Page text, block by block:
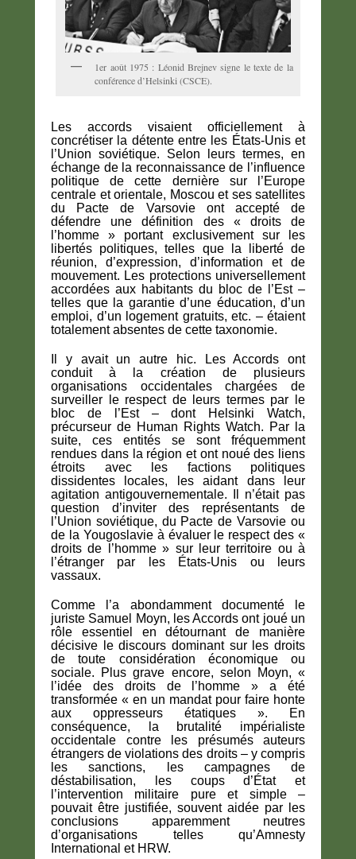
1er août 1975 : Léonid Brejnev signe le texte de la
conférence d’Helsinki (CSCE).
Les accords visaient officiellement à
concrétiser la détente entre les États-Unis et
l’Union soviétique. Selon leurs termes, en
échange de la reconnaissance de l’influence
politique de cette dernière sur l’Europe
centrale et orientale, Moscou et ses satellites
du Pacte de Varsovie ont accepté de
défendre une définition des « droits de
l’homme » portant exclusivement sur les
libertés politiques, telles que la liberté de
réunion, d’expression, d’information et de
mouvement. Les protections universellement
accordées aux habitants du bloc de l’Est –
telles que la garantie d’une éducation, d’un
emploi, d’un logement gratuits, etc. – étaient
totalement absentes de cette taxonomie.
Il y avait un autre hic. Les Accords ont
conduit à la création de plusieurs
organisations occidentales chargées de
surveiller le respect de leurs termes par le
bloc de l’Est – dont Helsinki Watch,
précurseur de Human Rights Watch. Par la
suite, ces entités se sont fréquemment
rendues dans la région et ont noué des liens
étroits avec les factions politiques
dissidentes locales, les aidant dans leur
agitation antigouvernementale. Il n’était pas
question d’inviter des représentants de
l’Union soviétique, du Pacte de Varsovie ou
de la Yougoslavie à évaluer le respect des «
droits de l’homme » sur leur territoire ou à
l’étranger par les États-Unis ou leurs
vassaux.
Comme l’a abondamment documenté le
juriste Samuel Moyn, les Accords ont joué un
rôle essentiel en détournant de manière
décisive le discours dominant sur les droits
de toute considération économique ou
sociale. Plus grave encore, selon Moyn, «
l’idée des droits de l’homme » a été
transformée « en un mandat pour faire honte
aux oppresseurs étatiques ». En
conséquence, la brutalité impérialiste
occidentale contre les présumés auteurs
étrangers de violations des droits – y compris
les sanctions, les campagnes de
déstabilisation, les coups d’État et
l’intervention militaire pure et simple –
pouvait être justifiée, souvent aidée par les
conclusions apparemment neutres
d’organisations telles qu’Amnesty
International et HRW.